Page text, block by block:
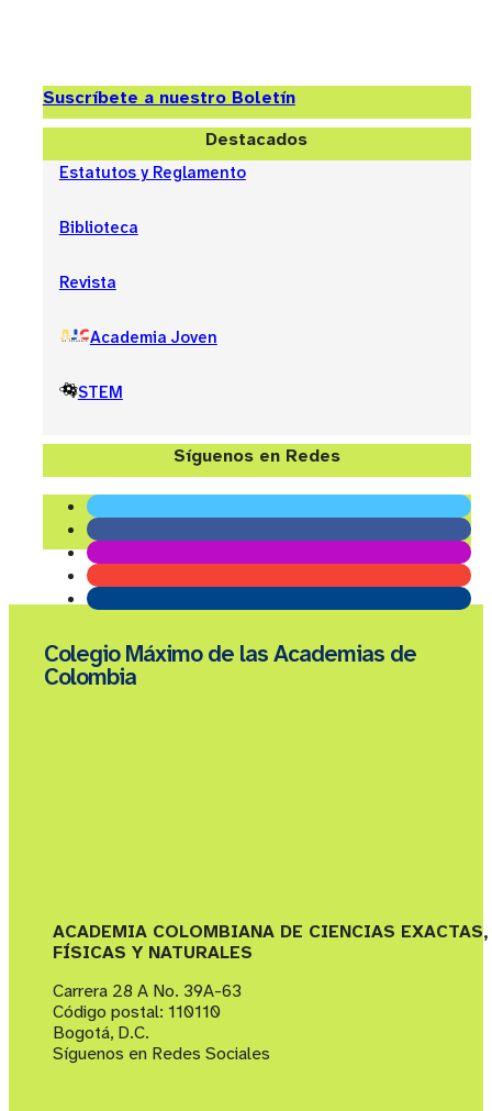
Suscríbete a nuestro Boletín
Destacados
Estatutos y Reglamento
Biblioteca
Revista
Academia Joven
STEM
Síguenos en Redes
Colegio Máximo de las Academias de
Colombia
ACADEMIA COLOMBIANA DE CIENCIAS EXACTAS,
FÍSICAS Y NATURALES
Carrera 28 A No. 39A-63
Código postal: 110110
Bogotá, D.C.
Síguenos en Redes Sociales